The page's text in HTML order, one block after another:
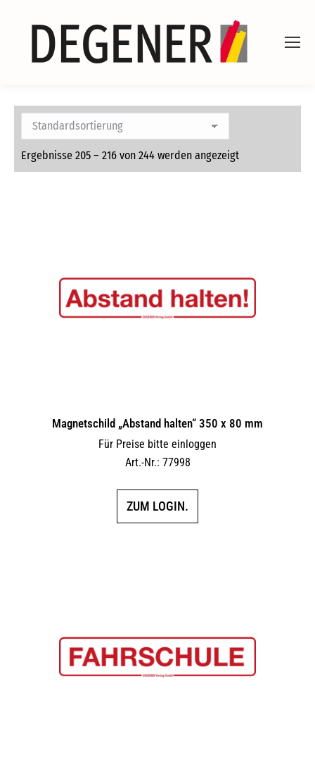
Ergebnisse 205 – 216 von 244 werden angezeigt
Magnetschild „Abstand halten“ 350 x 80 mm
Für Preise bitte einloggen
Art.-Nr.: 77998
ZUM LOGIN.